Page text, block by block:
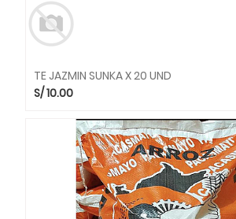
TE JAZMIN SUNKA X 20 UND
S/10.00